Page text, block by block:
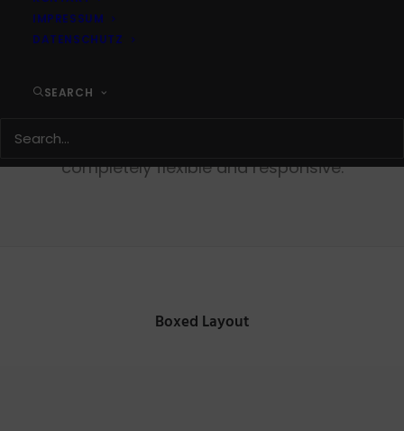
IMPRESSUM
DATENSCHUTZ
SEARCH
and use it in a carousel. Carousel is
completely flexible and responsive.
Boxed Layout